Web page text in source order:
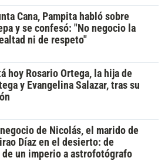
Cana, Pampita habló sobre
y se confesó: "No negocio la
ni de respeto"
hoy Rosario Ortega, la hija de
y Evangelina Salazar, tras su
de Nicolás, el marido de
Díaz en el desierto: de
de un imperio a astrofotógrafo